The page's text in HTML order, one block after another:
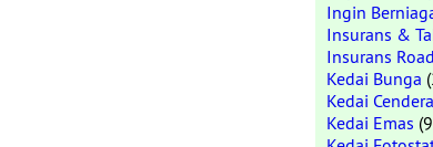
Ingin
Insurans &
Insurans
Kedai Bunga
Kedai
Kedai Emas